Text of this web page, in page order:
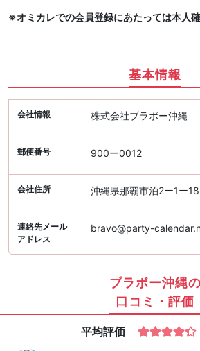
※オミカレでの会員登録にあたっては本人
基本情報
会社情報 株式会社ブラボー沖縄
郵便番号 900ー0012
会社住所 沖縄県那覇市泊2ー1ー
連絡先メール
アドレス
bravo@party-
ブラボー沖縄の
口コミ・評価
平均評価